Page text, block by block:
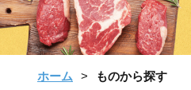
ホーム ものから探す